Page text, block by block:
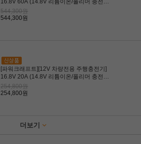
16.8V 60A (14.8V 리튬이온/폴리머 충전전
용) (RC, 배터리장비용)
544,300원
544,300원
[파워크래프트][12V 차량전용 주행충전기]
16.8V 20A (14.8V 리튬이온/폴리머 충전전
용) (RC, 배터리장비용)
254,800원
254,800원
더보기